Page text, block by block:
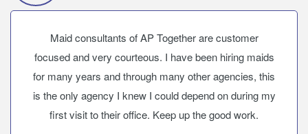
Maid consultants of AP Together are customer
focused and very courteous. I have been hiring maids
for many years and through many other agencies, this
is the only agency I knew I could depend on during my
first visit to their office. Keep up the good work.